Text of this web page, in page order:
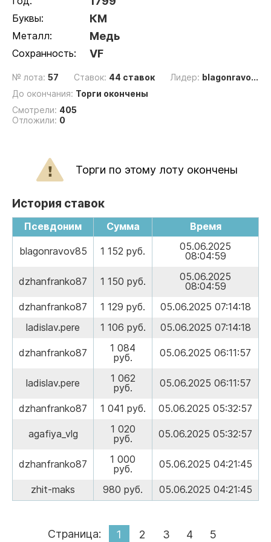
Буквы: КМ
Металл: Медь
Сохранность: VF
№ лота: 57 Ставок: 44 ставок Лидер: blagonravo...
До окончания: Торги окончены
Смотрели: 405
Отложили: 0
Торги по этому лоту окончены
История ставок
Псевдоним Сумма Время
blagonravov85 1 152 руб.
05.06.2025
08:04:59
dzhanfranko87 1 150 руб.
05.06.2025
08:04:59
dzhanfranko87
1 129 руб.
05.06.2025 07:14:18
ladislav.pere
1 106 руб. 05.06.2025 07:14:18
dzhanfranko87
1 084
руб.
05.06.2025 06:11:57
ladislav.pere
1 062
руб.
05.06.2025 06:11:57
dzhanfranko87 1 041 руб. 05.06.2025 05:32:57
agafiya_vlg
1 020
руб.
05.06.2025 05:32:57
dzhanfranko87
1 000
руб.
05.06.2025 04:21:45
zhit-maks 980 руб. 05.06.2025 04:21:45
Страница: 1 2 3 4 5